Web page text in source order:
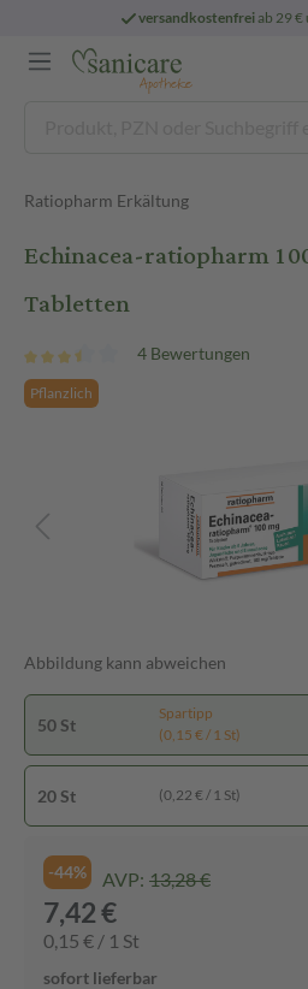
versandkostenfreiab 29 €
Ratiopharm Erkältung
Echinacea-ratiopharm
Tabletten
4 Bewertungen
Pflanzlich
Abbildung kann abweichen
50 St
Spartipp
(0,15 € / 1 St)
20 St (0,22 € / 1 St)
-44% AVP: 13,28 €
7,42 €
0,15 € / 1 St
sofort lieferbar